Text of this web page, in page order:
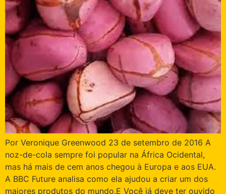
Por Veronique Greenwood 23 de setembro de 2016 A
noz-de-cola sempre foi popular na África Ocidental,
mas há mais de cem anos chegou à Europa e aos EUA.
A BBC Future analisa como ela ajudou a criar um dos
maiores produtos do mundo.E Você já deve ter ouvido